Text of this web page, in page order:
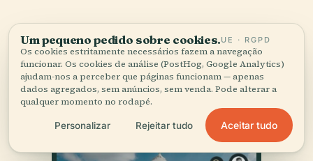
Transferir a app
Junte-se a mais de 50 mil viajantes
Um pequeno pedido sobre cookies.UE · RGPD
Os cookies estritamente necessários fazem a navegação
funcionar. Os cookies de análise (PostHog, Google Analytics)
ajudam-nos a perceber que páginas funcionam — apenas
dados agregados, sem anúncios, sem venda. Pode alterar a
qualquer momento no rodapé.
Personalizar Rejeitar tudo Aceitar tudo